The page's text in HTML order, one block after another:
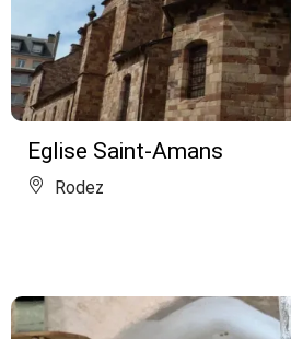
Eglise Saint-Amans
Rodez